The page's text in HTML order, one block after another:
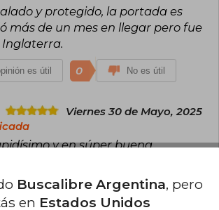
y protegido, la portada es
más de un mes en llegar pero fue
es útil 0 No es útil
Viernes 30 de Mayo, 2025
y en súper buena
no dañaría el libro. El libro en sí
que los demás de los juegos
Buscalibre Argentina, pero
en Estados Unidos